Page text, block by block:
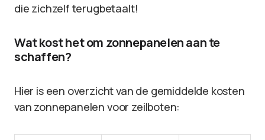
die zichzelf terugbetaalt!
Wat kost het om zonnepanelen aan te
schaffen?
Hier is een overzicht van de gemiddelde kosten
van zonnepanelen voor zeilboten: